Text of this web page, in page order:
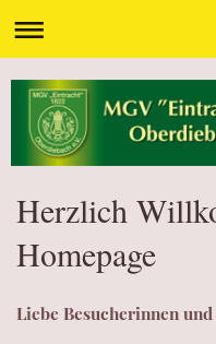
Herzlich
Homepage
Liebe Besucherinnen